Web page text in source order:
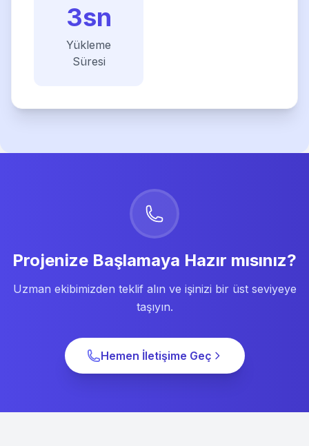
3sn
Yükleme
Süresi
Projenize Başlamaya Hazır mısınız?
Uzman ekibimizden teklif alın ve işinizi bir üst seviyeye
taşıyın.
Hemen İletişime Geç